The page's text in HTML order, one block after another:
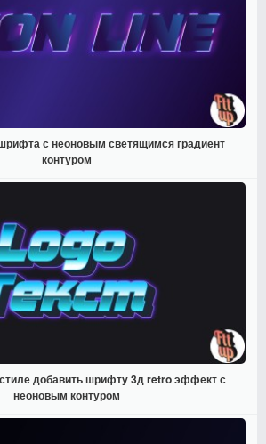
с неоновым светящимся градиент
контуром
добавить шрифту 3д retro эффект с
неоновым контуром